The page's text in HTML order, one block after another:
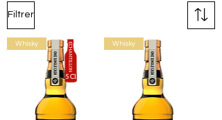
Filtrer
Whisky Whisky